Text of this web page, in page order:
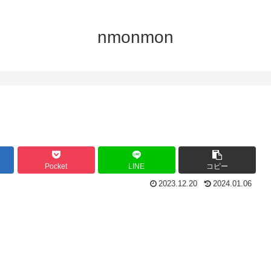
nmonmon
Pocket LINE コピー
2023.12.20 2024.01.06